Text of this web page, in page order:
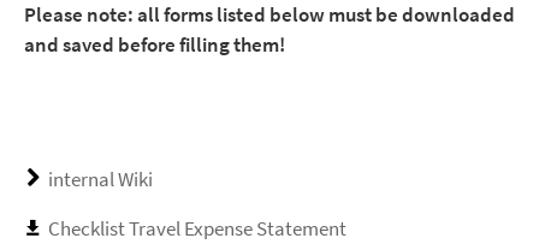
Please note: all forms listed below must be downloaded
and saved before filling them!
internal Wiki
Checklist Travel Expense Statement